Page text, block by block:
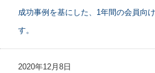
成功事例を基にした、1年間の会員向
す。
2020年12月8日